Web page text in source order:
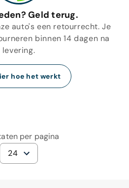
Geld terug.
auto's een retourrecht. Je
binnen 14 dagen na
levering.
hoe het werkt
per pagina
24